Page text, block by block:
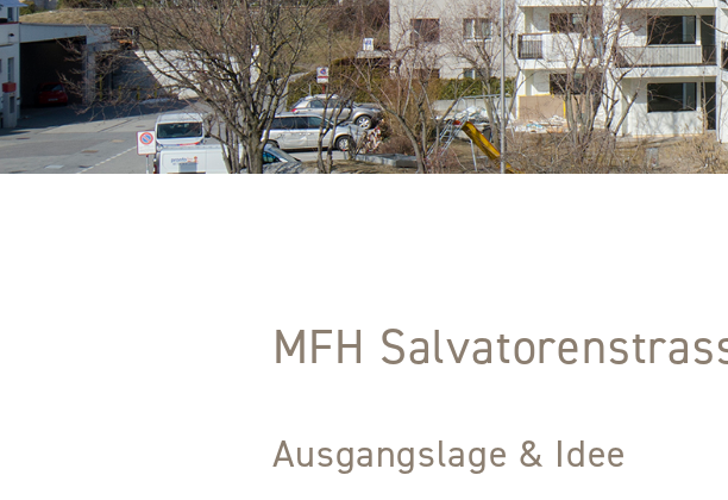
MFH
Ausgangslage & Idee